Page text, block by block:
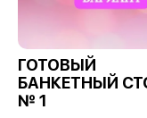
ГОТОВЫЙ
БАНКЕТНЫЙ
№ 1